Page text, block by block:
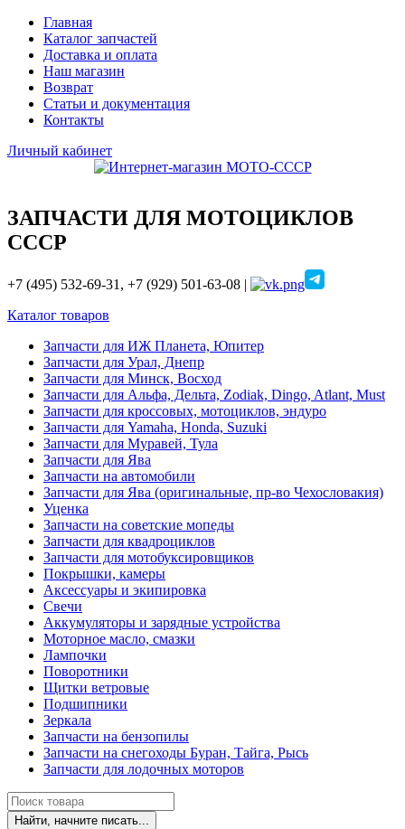
Главная
Каталог запчастей
Доставка и оплата
Наш магазин
Возврат
Статьи и документация
Контакты
Личный кабинет
ЗАПЧАСТИ ДЛЯ МОТОЦИКЛОВ
СССР
+7 (495) 532-69-31, +7 (929) 501-63-08 |
Каталог товаров
Запчасти для ИЖ Планета, Юпитер
Запчасти для Урал, Днепр
Запчасти для Минск, Восход
Запчасти для Альфа, Дельта, Zodiak, Dingo, Atlant, Must
Запчасти для кроссовых, мотоциклов, эндуро
Запчасти для Yamaha, Honda, Suzuki
Запчасти для Муравей, Тула
Запчасти для Ява
Запчасти на автомобили
Запчасти для Ява (оригинальные, пр-во Чехословакия)
Уценка
Запчасти на советские мопеды
Запчасти для квадроциклов
Запчасти для мотобуксировщиков
Покрышки, камеры
Аксессуары и экипировка
Свечи
Аккумуляторы и зарядные устройства
Моторное масло, смазки
Лампочки
Поворотники
Щитки ветровые
Подшипники
Зеркала
Запчасти на бензопилы
Запчасти на снегоходы Буран, Тайга, Рысь
Запчасти для лодочных моторов
Найти, начните писать...